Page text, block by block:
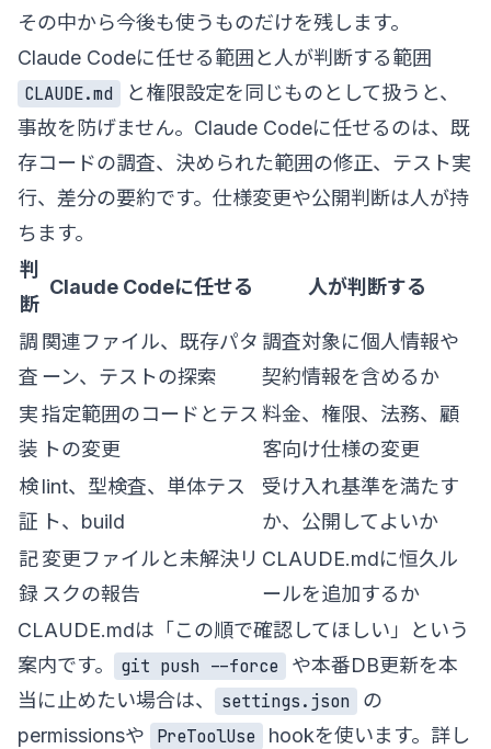
その中から今後も使うものだけを残します。
Claude Codeに任せる範囲と人が判断する範囲
CLAUDE.md
と権限設定を同じものとして扱うと、
事故を防げません。Claude Codeに任せるのは、既
存コードの調査、決められた範囲の修正、テスト実
行、差分の要約です。仕様変更や公開判断は人が持
ちます。
判
断
Claude Codeに任せる 人が判断する
調
査
関連ファイル、既存パタ
ーン、テストの探索
調査対象に個人情報や
契約情報を含めるか
実
装
指定範囲のコードとテス
トの変更
料金、権限、法務、顧
客向け仕様の変更
検
証
lint、型検査、単体テス
ト、build
受け入れ基準を満たす
か、公開してよいか
記
録
変更ファイルと未解決リ
スクの報告
CLAUDE.mdに恒久ル
ールを追加するか
CLAUDE.mdは「この順で確認してほしい」という
案内です。
git push --force
や本番DB更新を本
当に止めたい場合は、
settings.json
の
permissionsや
PreToolUse
hookを使います。詳し